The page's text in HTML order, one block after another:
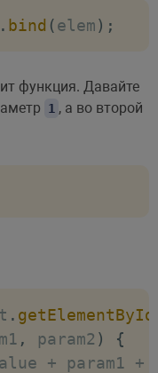
. bind (elem) ;
функция. Давайте
1 , а во второй
. getElementById
, param2 )
{
+ param1 +